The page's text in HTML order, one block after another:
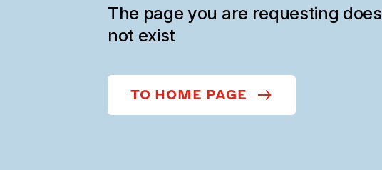
The page you are requesting does
not exist
TO HOME PAGE